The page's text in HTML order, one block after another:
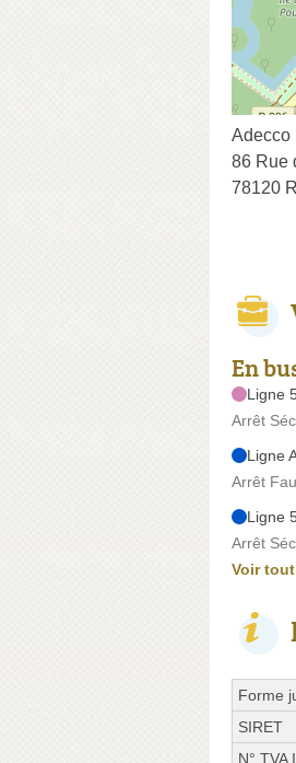
Adecco
86 Rue
78120
En
Ligne
Arrêt
Ligne
Arrêt
Ligne
Arrêt
Voir tout
Forme
SIRET
N° TVA